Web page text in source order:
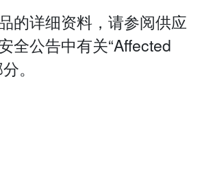
的详细资料，请参阅供应
全公告中有关“Affected
。